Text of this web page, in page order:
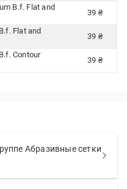
B.f. Flat and
39 ₴
Flat and
39 ₴
Contour
39 ₴
Абразивные сетки